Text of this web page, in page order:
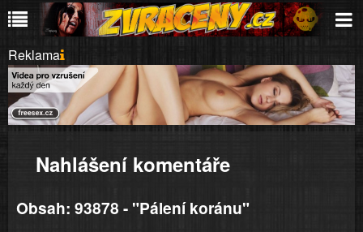
Reklama
Nahlášení komentáře
Obsah: 93878 - "Pálení koránu"